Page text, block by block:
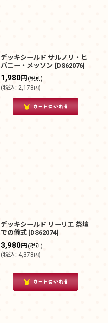
デッキシールド サルノリ・ヒ
バニー・メッソン [DS62076]
1,980円 (税別)
(税込: 2,178円)
デッキシールド リーリエ 祭壇
での儀式 [DS62074]
3,980円 (税別)
(税込: 4,378円)